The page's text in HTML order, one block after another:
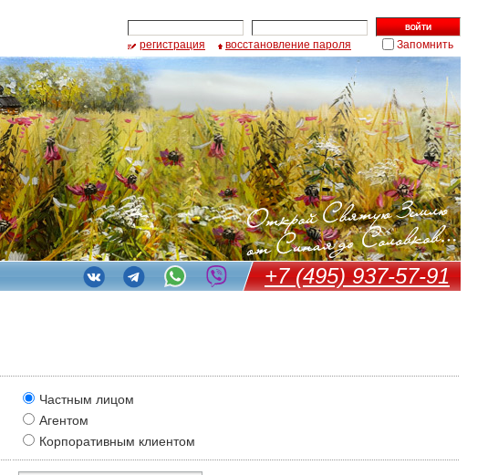
регистрация восстановление пароля Запомнить
+7 (495) 937-57-91
Частным лицом
Агентом
Корпоративным клиентом